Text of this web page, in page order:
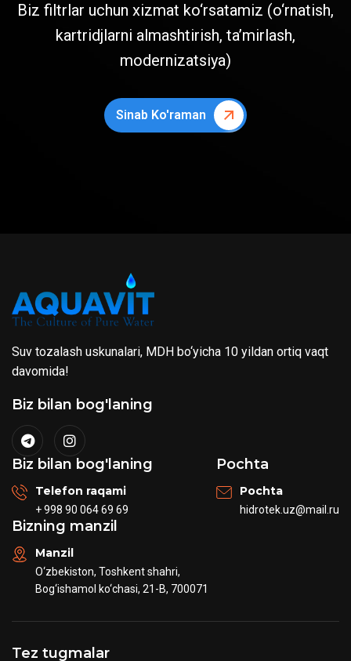
Biz filtrlar uchun xizmat ko‘rsatamiz (o‘rnatish,
kartridjlarni almashtirish, ta’mirlash,
modernizatsiya)
Sinab Ko'raman
Suv tozalash uskunalari, MDH bo‘yicha 10 yildan ortiq vaqt
davomida!
Biz bilan bog'laning
Biz bilan bog'laning
Telefon raqami
+ 998 90 064 69 69
Pochta
Pochta
hidrotek.uz@mail.ru
Bizning manzil
Manzil
O‘zbekiston, Toshkent shahri,
Bog‘ishamol ko‘chasi, 21-B, 700071
Tez tugmalar